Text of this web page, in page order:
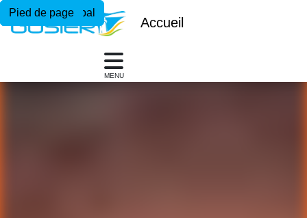
Menu principal
Contenu principal
Pied de page
Accueil
MENU